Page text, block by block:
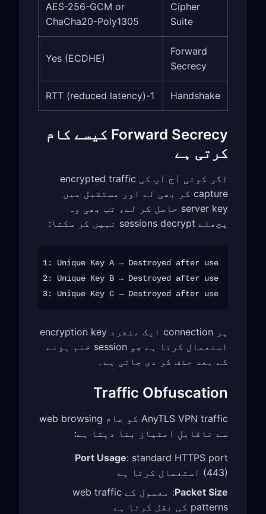
Cipher
Suite
AES-256-GCM or
ChaCha20-Poly1305
Forward
Secrecy
Yes (ECDHE)
Handshake
1-RTT (reduced latency)
Forward Secrecy کیسے کام
کرتی ہے
اگر کوئی آج آپ کی encrypted traffic
capture کر بھی لے اور مستقبل میں
server key حاصل کر لے، تب بھی وہ
پچھلے sessions decrypt نہیں کر سکتا:
Session 3: Unique Key C → Destroyed after use
ہر connection ایک منفرد encryption key
استعمال کرتا ہے جو session ختم ہونے
کے بعد حذف کر دی جاتی ہے۔
Traffic Obfuscation
AnyTLS VPN traffic کو عام web browsing
سے ناقابلِ امتیاز بنا دیتا ہے:
Port Usage: standard HTTPS port
(443) استعمال کرتا ہے
Packet Size
: معمول کے web traffic
patterns کی نقل کرتا ہے